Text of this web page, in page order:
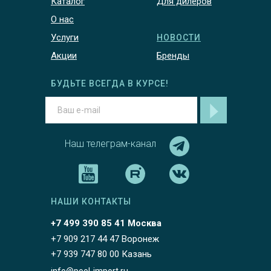
О нас
Услуги
Акции
НОВОСТИ
Бренды
Наш телеграм-канал
БУДЬТЕ ВСЕГДА В КУРСЕ!
+7 499 390 85 41 Москва
НАШИ КОНТАКТЫ
+7 909 217 44 47 Воронеж
+7 939 747 80 00 Казань